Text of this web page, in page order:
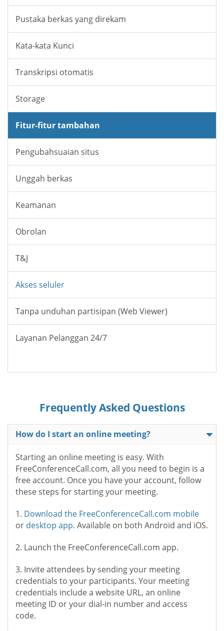
Pustaka berkas yang direkam
Kata-kata Kunci
Transkripsi otomatis
Storage
Fitur-fitur tambahan
Pengubahsuaian situs
Unggah berkas
Keamanan
Obrolan
T&J
Akses seluler
Tanpa unduhan partisipan (Web Viewer)
Layanan Pelanggan 24/7
Frequently Asked Questions
How do I start an online meeting?
Starting an online meeting is easy. With
FreeConferenceCall.com, all you need to begin is a
free account. Once you have your account, follow
these steps for starting your meeting.
1. Download the FreeConferenceCall.com mobile
or desktop app. Available on both Android and iOS.
2. Launch the FreeConferenceCall.com app.
3. Invite attendees by sending your meeting
credentials to your participants. Your meeting
credentials include a website URL, an online
meeting ID or your dial-in number and access
code.